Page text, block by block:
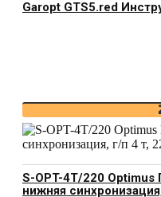
Garopt GTS5.red
S-OPT-4T/220
нижняя